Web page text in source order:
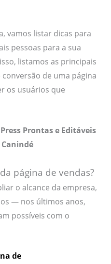
vamos listar dicas para
pessoas para a sua
listamos as principais
de uma página
os usuários que
Prontas e Editáveis
página de vendas?
o alcance da empresa,
— nos últimos anos,
possíveis com o
de